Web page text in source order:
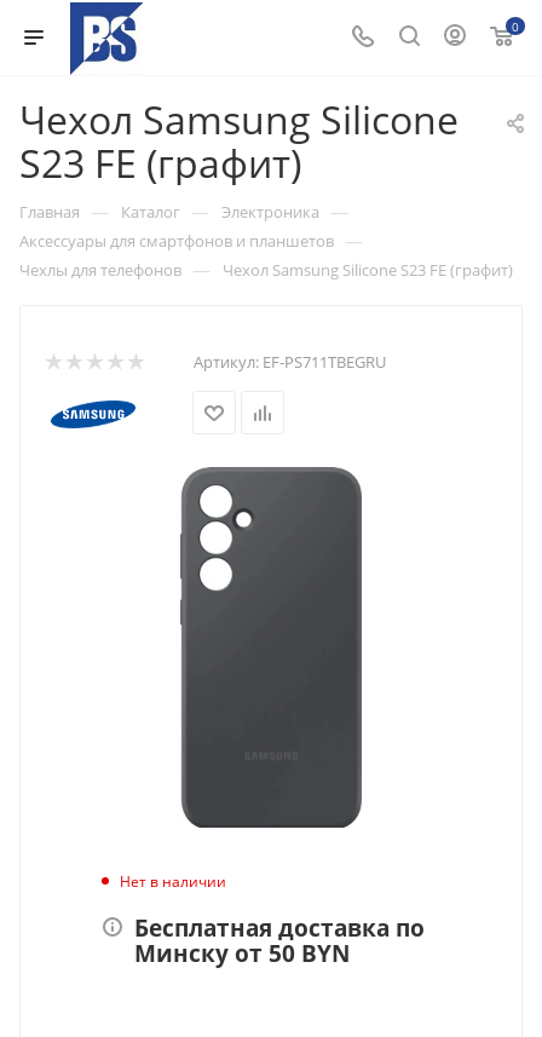
0
Чехол Samsung Silicone
S23 FE (графит)
Главная — Каталог — Электроника —
Аксессуары для смартфонов и планшетов —
Чехлы для телефонов — Чехол Samsung Silicone S23 FE (графит)
Артикул: EF-PS711TBEGRU
Нет в наличии
Бесплатная доставка по
Минску от 50 BYN